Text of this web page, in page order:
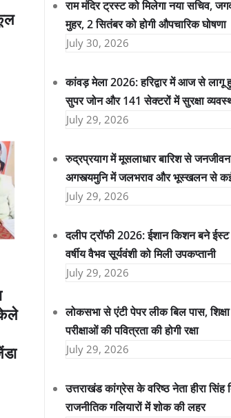
राम मंदिर ट्रस्ट को मिलेगा नया सचिव,
मुहर, 2 सितंबर को होगी औपचारिक घोषणा
July 30, 2026
कांवड़ मेला 2026: हरिद्वार में आज से
सुपर जोन और 141 सेक्टरों में सुरक्षा
July 29, 2026
रुद्रप्रयाग में मूसलाधार बारिश से
अगस्त्यमुनि में जलभराव और भूस्खलन से
July 29, 2026
दलीप ट्रॉफी 2026: ईशान किशन बने
वर्षीय वैभव सूर्यवंशी को मिली उपकप्तानी
July 29, 2026
लोकसभा से एंटी पेपर लीक बिल पास, शिक्षा
परीक्षाओं की पवित्रता की होगी रक्षा
July 29, 2026
उत्तराखंड कांग्रेस के वरिष्ठ नेता हीरा सिंह
राजनीतिक गलियारों में शोक की लहर